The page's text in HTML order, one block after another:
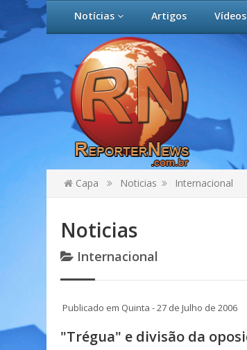
Notícias Artigos Vídeos
Capa Noticias Internacional
Noticias
Internacional
Publicado em Quinta - 27 de Julho de 2006
"Trégua" e divisão da